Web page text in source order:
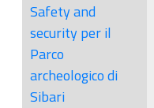
Safety and
security per il
Parco
archeologico di
Sibari